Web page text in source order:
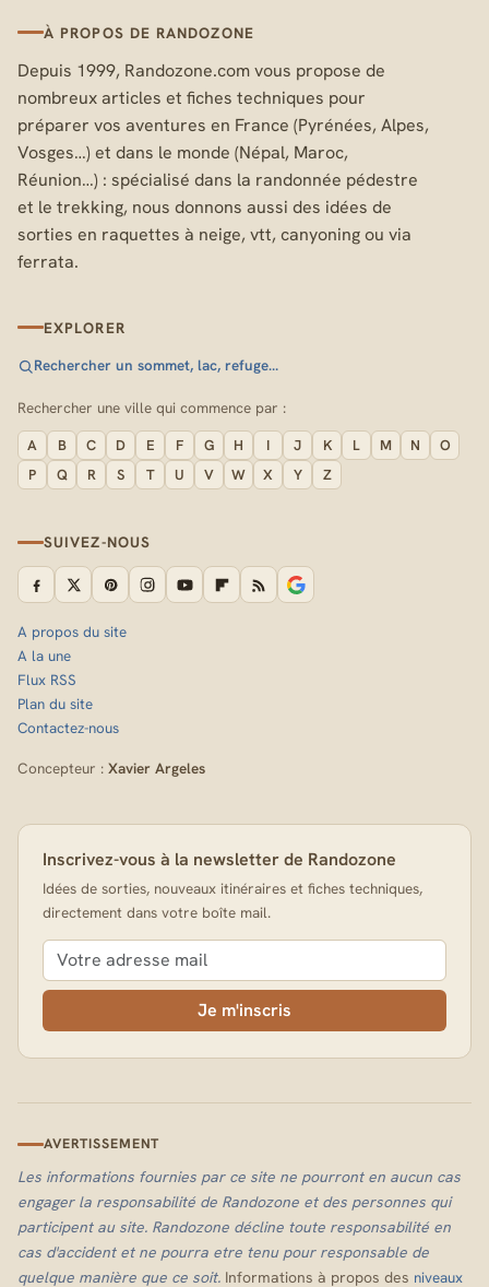
À PROPOS DE RANDOZONE
Depuis 1999, Randozone.com vous propose de
nombreux articles et fiches techniques pour
préparer vos aventures en France (Pyrénées, Alpes,
Vosges…) et dans le monde (Népal, Maroc,
Réunion…) : spécialisé dans la randonnée pédestre
et le trekking, nous donnons aussi des idées de
sorties en raquettes à neige, vtt, canyoning ou via
ferrata.
EXPLORER
Rechercher un sommet, lac, refuge…
Rechercher une ville qui commence par :
A B C D E F G H I J K L M N
O
P
Q R S T U V W X Y Z
SUIVEZ-NOUS
A propos du site
A la une
Flux RSS
Plan du site
Contactez-nous
Concepteur : Xavier Argeles
Inscrivez-vous à la newsletter de Randozone
Idées de sorties, nouveaux itinéraires et fiches techniques,
directement dans votre boîte mail.
Je m'inscris
AVERTISSEMENT
Les informations fournies par ce site ne pourront en aucun cas
engager la responsabilité de Randozone et des personnes qui
participent au site. Randozone décline toute responsabilité en
cas d'accident et ne pourra etre tenu pour responsable de
quelque manière que ce soit. Informations à propos des niveaux